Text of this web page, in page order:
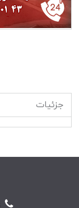
جزئیات